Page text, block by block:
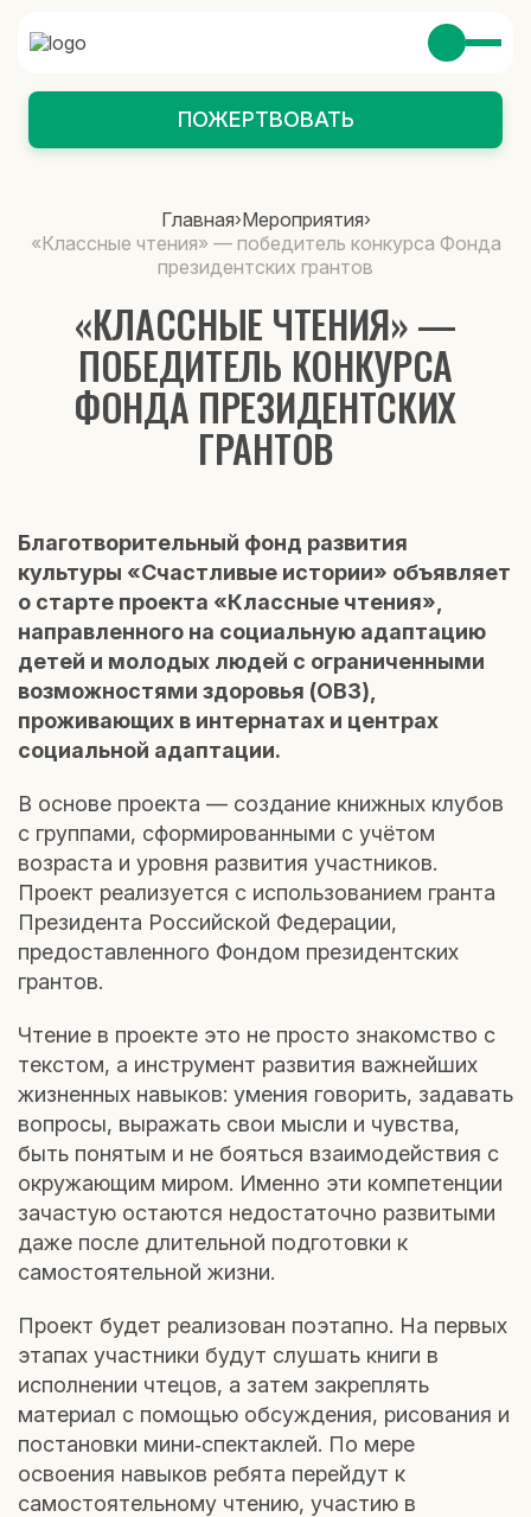
ПОЖЕРТВОВАТЬ
Главная›Мероприятия›
«Классные чтения» — победитель конкурса Фонда
президентских грантов
«КЛАССНЫЕ ЧТЕНИЯ» —
ПОБЕДИТЕЛЬ КОНКУРСА
ФОНДА ПРЕЗИДЕНТСКИХ
ГРАНТОВ
Благотворительный фонд развития
культуры «Счастливые истории» объявляет
о старте проекта «Классные чтения»,
направленного на социальную адаптацию
детей и молодых людей с ограниченными
возможностями здоровья (ОВЗ),
проживающих в интернатах и центрах
социальной адаптации.
В основе проекта — создание книжных клубов
с группами, сформированными с учётом
возраста и уровня развития участников.
Проект реализуется с использованием гранта
Президента Российской Федерации,
предоставленного Фондом президентских
грантов.
Чтение в проекте это не просто знакомство с
текстом, а инструмент развития важнейших
жизненных навыков: умения говорить, задавать
вопросы, выражать свои мысли и чувства,
быть понятым и не бояться взаимодействия с
окружающим миром. Именно эти компетенции
зачастую остаются недостаточно развитыми
даже после длительной подготовки к
самостоятельной жизни.
Проект будет реализован поэтапно. На первых
этапах участники будут слушать книги в
исполнении чтецов, а затем закреплять
материал с помощью обсуждения, рисования и
постановки мини‑спектаклей. По мере
освоения навыков ребята перейдут к
самостоятельному чтению, участию в